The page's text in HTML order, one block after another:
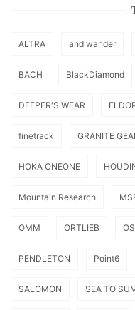
ALTRA and wander
BACH BlackDiamond
DEEPER'S WEAR
finetrack GRANITE
HOKA ONEONE
Mountain Research
OMM ORTLIEB
PENDLETON Point6
SALOMON SEA TO